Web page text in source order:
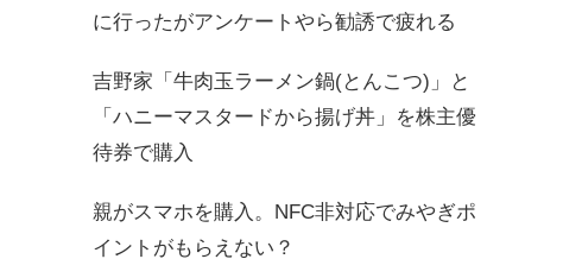
に行ったがアンケートやら勧誘で疲れる
吉野家「牛肉玉ラーメン鍋(とんこつ)」と
「ハニーマスタードから揚げ丼」を株主優
待券で購入
親がスマホを購入。NFC非対応でみやぎポ
イントがもらえない？